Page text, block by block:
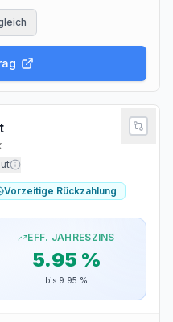
Vorzeitige Rückzahlung
EFF. JAHRESZINS
5.95 %
bis 9.95 %